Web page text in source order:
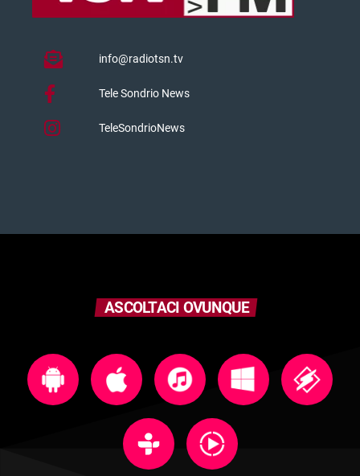
info@radiotsn.tv
Tele Sondrio News
TeleSondrioNews
ASCOLTACI OVUNQUE